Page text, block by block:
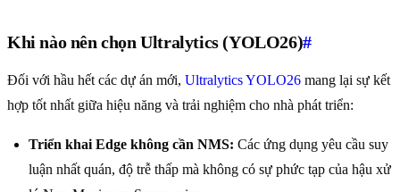
Khi nào nên chọn Ultralytics (YOLO26)#
Đối với hầu hết các dự án mới, Ultralytics YOLO26 mang lại sự kết
hợp tốt nhất giữa hiệu năng và trải nghiệm cho nhà phát triển:
Triển khai Edge không cần NMS: Các ứng dụng yêu cầu suy
luận nhất quán, độ trễ thấp mà không có sự phức tạp của hậu xử